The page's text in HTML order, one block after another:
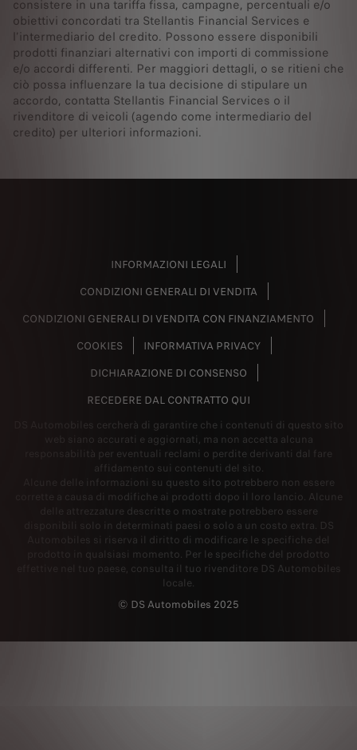
consistere in una tariffa fissa, campagne, percentuali e/o
obiettivi concordati tra Stellantis Financial Services e
l’intermediario del credito. Possono essere disponibili
prodotti finanziari alternativi con importi di commissione
e/o accordi differenti. Per maggiori dettagli, o se ritieni che
ciò possa influenzare la tua decisione di stipulare un
accordo, contatta Stellantis Financial Services o il
rivenditore di veicoli (agendo come intermediario del
credito) per ulteriori informazioni.
INFORMAZIONI LEGALI
CONDIZIONI GENERALI DI VENDITA
CONDIZIONI GENERALI DI VENDITA CON FINANZIAMENTO
COOKIES
INFORMATIVA PRIVACY
DICHIARAZIONE DI CONSENSO
RECEDERE DAL CONTRATTO QUI
DS Automobiles cercherà di garantire che i contenuti di questo sito
web siano accurati e aggiornati, ma non accetta alcuna
responsabilità per eventuali reclami o perdite derivanti dal fare
affidamento sui contenuti del sito.
Alcune delle informazioni su questo sito potrebbero non essere
corrette a causa di modifiche ai prodotti dopo il loro lancio. Alcune
delle attrezzature descritte o mostrate potrebbero essere
disponibili solo in determinati paesi o solo a un costo extra. DS
Automobiles si riserva il diritto di modificare le specifiche del
prodotto in qualsiasi momento. Per le specifiche del prodotto
effettive nel tuo paese, consulta il tuo rivenditore DS Automobiles
locale.
© DS Automobiles 2025